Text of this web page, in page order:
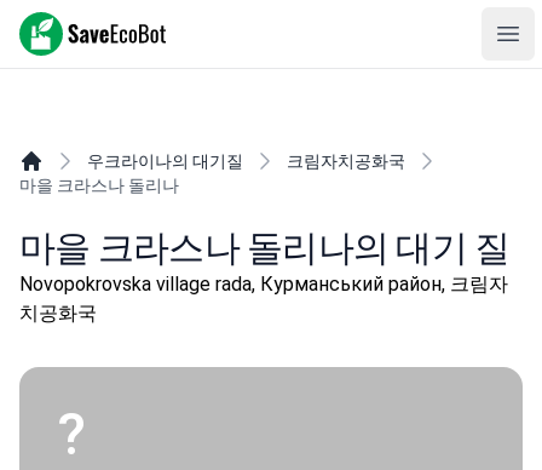
SaveEcoBot
우크라이나의 대기질
크림자치공화국
마을 크라스나 돌리나
마을 크라스나 돌리나의 대기 질
Novopokrovska village rada, Курманський район, 크림자
치공화국
?